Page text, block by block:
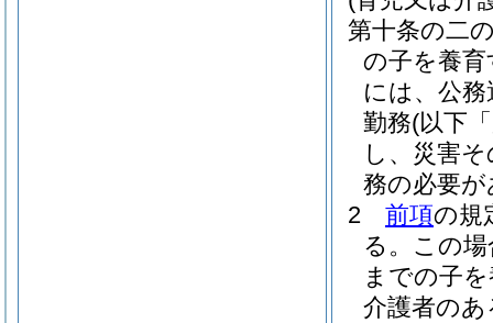
第十条の二
の子を養
には、公
勤務(以下
し、災害
務の必要
2
前項の規
る。 この
までの子
介護者の